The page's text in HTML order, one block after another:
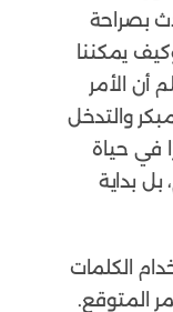
بصراحة
يمكننا
أن الأمر
والتدخل
في حياة
بل بداية
الكلمات
المتوقع.